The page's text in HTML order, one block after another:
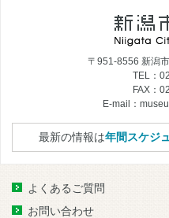
〒951-8556 新潟
TEL：
FAX：
E-mail：
最新の情報は年間スケジ
よくあるご質問
お問い合わせ